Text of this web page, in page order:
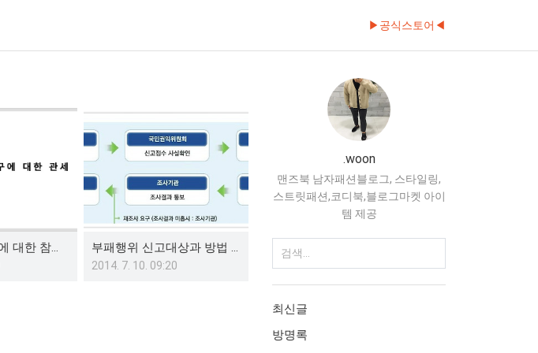
▶공식스토어◀
.woon
맨즈북 남자패션블로그, 스타일링,
스트릿패션,코디북,블로그마켓 아이
템 제공
최신글
방명록
미국 직구 관세에 대한 참고사항(비과세 혜택 방법) 부패행위 신고대상과 방법 및 신고절차의 틀
2014. 7. 10. 09:20